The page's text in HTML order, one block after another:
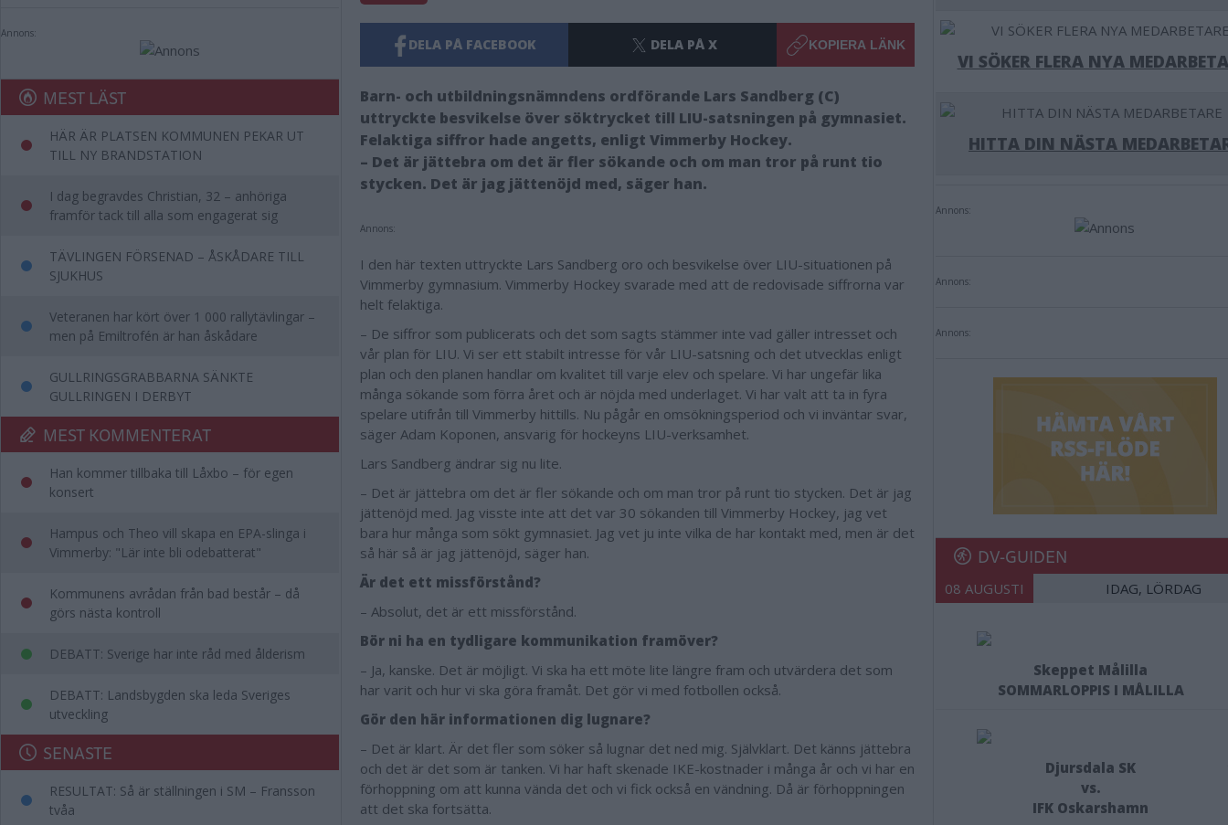
Annons:
MEST LÄST
HÄR ÄR PLATSEN KOMMUNEN PEKAR UT
TILL NY BRANDSTATION
I dag begravdes Christian, 32 – anhöriga
framför tack till alla som engagerat sig
TÄVLINGEN FÖRSENAD – ÅSKÅDARE TILL
SJUKHUS
Veteranen har kört över 1 000 rallytävlingar –
men på Emiltrofén är han åskådare
GULLRINGSGRABBARNA SÄNKTE
GULLRINGEN I DERBYT
MEST KOMMENTERAT
Han kommer tillbaka till Låxbo – för egen
konsert
Hampus och Theo vill skapa en EPA-slinga i
Vimmerby: "Lär inte bli odebatterat"
Kommunens avrådan från bad består – då
görs nästa kontroll
DEBATT: Sverige har inte råd med ålderism
DEBATT: Landsbygden ska leda Sveriges
utveckling
SENASTE
RESULTAT: Så är ställningen i SM – Fransson
tvåa
DELA PÅ FACEBOOK DELA PÅ X KOPIERA LÄNK
Barn- och utbildningsnämndens ordförande Lars Sandberg (C)
uttryckte besvikelse över söktrycket till LIU-satsningen på gymnasiet.
Felaktiga siffror hade angetts, enligt Vimmerby Hockey.
– Det är jättebra om det är fler sökande och om man tror på runt tio
stycken. Det är jag jättenöjd med, säger han.
Annons:
I den här texten uttryckte Lars Sandberg oro och besvikelse över LIU-situationen på
Vimmerby gymnasium. Vimmerby Hockey svarade med att de redovisade siffrorna var
helt felaktiga.
– De siffror som publicerats och det som sagts stämmer inte vad gäller intresset och
vår plan för LIU. Vi ser ett stabilt intresse för vår LIU-satsning och det utvecklas enligt
plan och den planen handlar om kvalitet till varje elev och spelare. Vi har ungefär lika
många sökande som förra året och är nöjda med underlaget. Vi har valt att ta in fyra
spelare utifrån till Vimmerby hittills. Nu pågår en omsökningsperiod och vi inväntar svar,
säger Adam Koponen, ansvarig för hockeyns LIU-verksamhet.
Lars Sandberg ändrar sig nu lite.
– Det är jättebra om det är fler sökande och om man tror på runt tio stycken. Det är jag
jättenöjd med. Jag visste inte att det var 30 sökanden till Vimmerby Hockey, jag vet
bara hur många som sökt gymnasiet. Jag vet ju inte vilka de har kontakt med, men är det
så här så är jag jättenöjd, säger han.
Är det ett missförstånd?
– Absolut, det är ett missförstånd.
Bör ni ha en tydligare kommunikation framöver?
– Ja, kanske. Det är möjligt. Vi ska ha ett möte lite längre fram och utvärdera det som
har varit och hur vi ska göra framåt. Det gör vi med fotbollen också.
Gör den här informationen dig lugnare?
– Det är klart. Är det fler som söker så lugnar det ned mig. Självklart. Det känns jättebra
och det är det som är tanken. Vi har haft skenade IKE-kostnader i många år och vi har en
förhoppning om att kunna vända det och vi fick också en vändning. Då är förhoppningen
att det ska fortsätta.
VI SÖKER FLERA NYA
HITTA DIN NÄSTA
Annons:
Annons:
Annons:
DV-GUIDEN
08 AUGUSTI IDAG, LÖRDAG
Skeppet Målilla
SOMMARLOPPIS I MÅLILLA
Djursdala SK
vs.
IFK Oskarshamn